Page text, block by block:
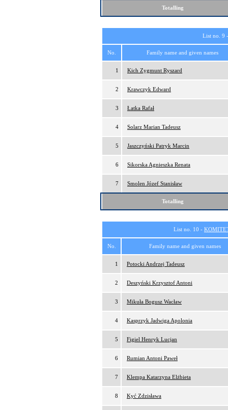
Totalling
List no. 9
No. Family name and given names
1 Kich Zygmunt Ryszard
2 Krawczyk Edward
3 Łatka Rafał
4 Solarz Marian Tadeusz
5 Jaszczyński Patryk Marcin
6 Sikorska Agnieszka Renata
7 Smolen Józef Stanisław
Totalling
List no. 10 -
No. Family name and given names
1 Potocki Andrzej Tadeusz
2 Deszyński Krzysztof Antoni
3 Mikuła Bogusz Wacław
4 Kasprzyk Jadwiga Apolonia
5 Figiel Henryk Lucjan
6 Rumian Antoni Paweł
7 Klempa Katarzyna Elżbieta
8 Kyć Zdzisława